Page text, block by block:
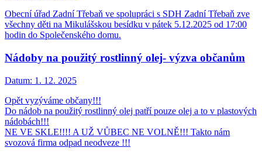
Obecní úřad Zadní Třebaň ve spolupráci s SDH Zadní Třebaň zve
všechny děti na Mikulášskou besídku v pátek 5.12.2025 od 17:00
hodin do Společenského domu.
Nádoby na použitý rostlinný olej- výzva občanům
Datum: 1. 12. 2025
Opět vyzýváme občany!!!
Do nádob na použitý rostlinný olej patří pouze olej a to v plastových
nádobách!!!
NE VE SKLE!!!! A UŽ VŮBEC NE VOLNĚ!!! Takto nám
svozová firma odpad neodveze !!!